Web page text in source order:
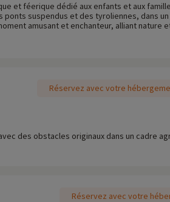
et féerique dédié aux enfants et aux
suspendus et des tyroliennes, dans
amusant et enchanteur, alliant nature
Réservez avec votre
des obstacles originaux dans un cadre
Réservez avec votre